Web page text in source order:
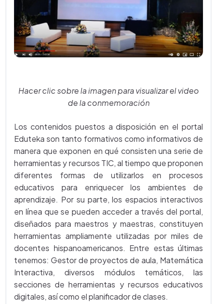
Hacer clic sobre la imagen para visualizar el video
de la conmemoración
Los contenidos puestos a disposición en el portal
Eduteka son tanto formativos como informativos de
manera que exponen en qué consisten una serie de
herramientas y recursos TIC, al tiempo que proponen
diferentes formas de utilizarlos en procesos
educativos para enriquecer los ambientes de
aprendizaje. Por su parte, los espacios interactivos
en línea que se pueden acceder a través del portal,
diseñados para maestros y maestras, constituyen
herramientas ampliamente utilizadas por miles de
docentes hispanoamericanos. Entre estas últimas
tenemos: Gestor de proyectos de aula, Matemática
Interactiva, diversos módulos temáticos, las
secciones de herramientas y recursos educativos
digitales, así como el planificador de clases.